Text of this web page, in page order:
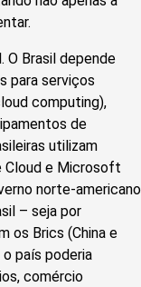
O Brasil depende
para serviços
computing),
de
utilizam
Cloud e Microsoft
norte-americano
– seja por
os Brics (China e
país poderia
comércio